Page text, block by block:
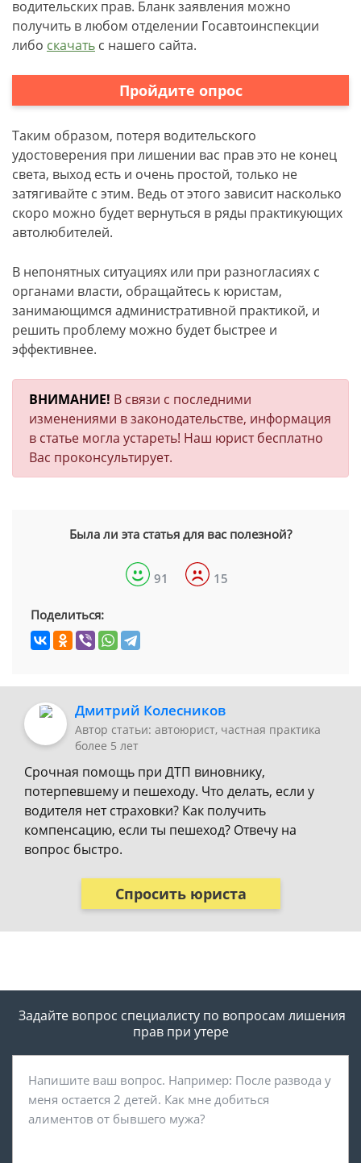
водительских прав. Бланк заявления можно
получить в любом отделении Госавтоинспекции
либо скачать с нашего сайта.
Пройдите опрос
Таким образом, потеря водительского
удостоверения при лишении вас прав это не конец
света, выход есть и очень простой, только не
затягивайте с этим. Ведь от этого зависит насколько
скоро можно будет вернуться в ряды практикующих
автолюбителей.
В непонятных ситуациях или при разногласиях с
органами власти, обращайтесь к юристам,
занимающимся административной практикой, и
решить проблему можно будет быстрее и
эффективнее.
ВНИМАНИЕ! В связи с последними
изменениями в законодательстве, информация
в статье могла устареть! Наш юрист бесплатно
Вас проконсультирует.
Была ли эта статья для вас полезной?
91 15
Поделиться:
Дмитрий Колесников
Автор статьи: автоюрист, частная практика
более 5 лет
Срочная помощь при ДТП виновнику,
потерпевшему и пешеходу. Что делать, если у
водителя нет страховки? Как получить
компенсацию, если ты пешеход? Отвечу на
вопрос быстро.
Спросить юриста
Задайте вопрос специалисту по вопросам лишения
прав при утере